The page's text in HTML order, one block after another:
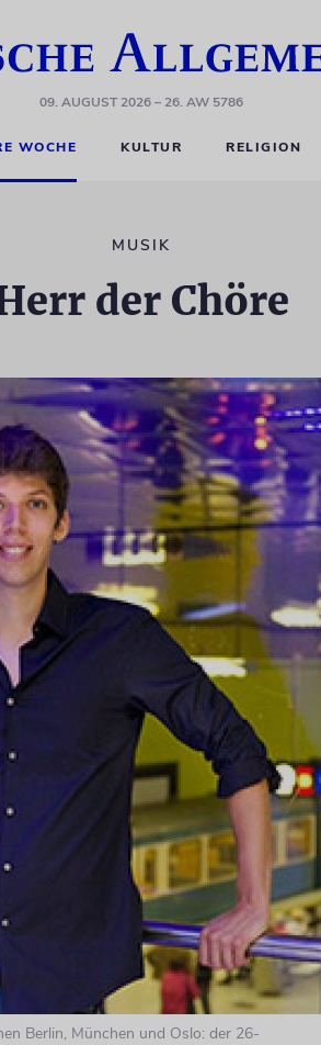
09. AUGUST 2026– 26. AW 5786
WOCHE KULTUR RELIGION
MUSIK
der Chöre
Berlin, München und Oslo: der 26-